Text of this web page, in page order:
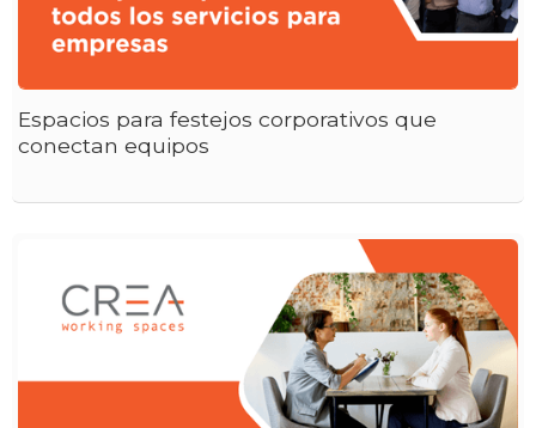
Espacios para festejos corporativos que
conectan equipos